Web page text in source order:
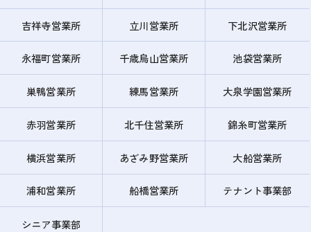
吉祥寺営業所 立川営業所 下北沢営業所
永福町営業所 千歳烏山営業所 池袋営業所
巣鴨営業所 練馬営業所 大泉学園営業所
赤羽営業所 北千住営業所 錦糸町営業所
横浜営業所 あざみ野営業所 大船営業所
浦和営業所 船橋営業所 テナント事業部
シニア事業部